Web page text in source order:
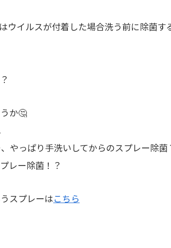
ウイルスが付着した場合洗う前に除菌す
か🤔
っぱり手洗いしてからのスプレー除菌
レー除菌！？
スプレーはこちら